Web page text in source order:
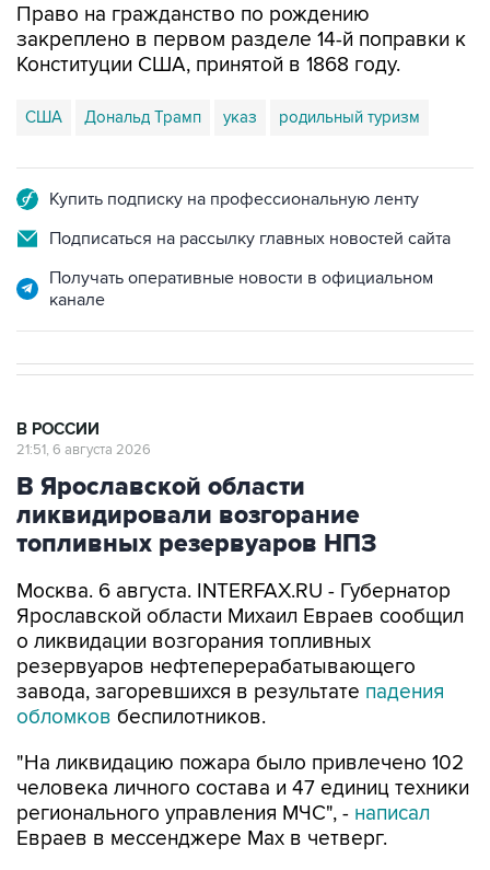
Право на гражданство по рождению
закреплено в первом разделе 14-й поправки к
Конституции США, принятой в 1868 году.
США Дональд Трамп указ родильный туризм
Купить подписку на профессиональную ленту
Подписаться на рассылку главных новостей сайта
Получать оперативные новости в официальном
канале
В РОССИИ
21:51, 6 августа 2026
В Ярославской области
ликвидировали возгорание
топливных резервуаров НПЗ
Москва. 6 августа. INTERFAX.RU - Губернатор
Ярославской области Михаил Евраев сообщил
о ликвидации возгорания топливных
резервуаров нефтеперерабатывающего
завода, загоревшихся в результате падения
обломков беспилотников.
"На ликвидацию пожара было привлечено 102
человека личного состава и 47 единиц техники
регионального управления МЧС", - написал
Евраев в мессенджере Мах в четверг.